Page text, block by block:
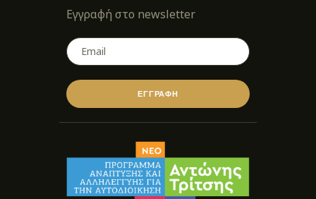
Εγγραφή στο newsletter
ΕΓΓΡΑΦΗ